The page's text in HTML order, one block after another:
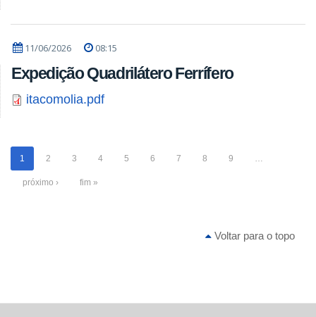
11/06/2026 08:15
Expedição Quadrilátero Ferrífero
itacomolia.pdf
1 2 3 4 5 6 7 8 9
próximo › fim »
Voltar para o topo